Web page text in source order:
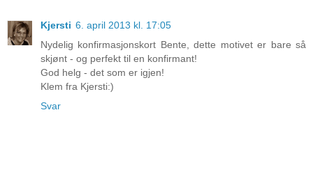
Kjersti 6. april 2013 kl. 17:05
Nydelig konfirmasjonskort Bente, dette motivet er bare så
skjønt - og perfekt til en konfirmant!
God helg - det som er igjen!
Klem fra Kjersti:)
Svar